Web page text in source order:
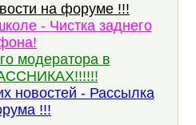
на форуме !!!
- Чистка заднего
модератора в
новостей - Рассылка
!!!